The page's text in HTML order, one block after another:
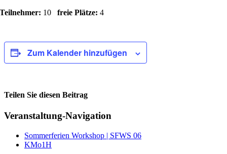
Teilnehmer: 10freie Plätze: 4
Zum Kalender hinzufügen
Teilen Sie diesen Beitrag
Facebook
Veranstaltung-Navigation
Sommerferien Workshop | SFWS 06
KMo1H